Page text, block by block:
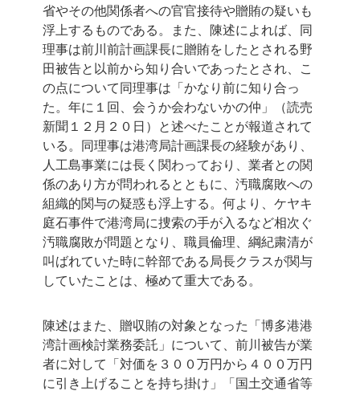
省やその他関係者への官官接待や贈賄の疑いも
浮上するものである。また、陳述によれば、同
理事は前川前計画課長に贈賄をしたとされる野
田被告と以前から知り合いであったとされ、こ
の点について同理事は「かなり前に知り合っ
た。年に１回、会うか会わないかの仲」（読売
新聞１２月２０日）と述べたことが報道されて
いる。同理事は港湾局計画課長の経験があり、
人工島事業には長く関わっており、業者との関
係のあり方が問われるとともに、汚職腐敗への
組織的関与の疑惑も浮上する。何より、ケヤキ
庭石事件で港湾局に捜索の手が入るなど相次ぐ
汚職腐敗が問題となり、職員倫理、綱紀粛清が
叫ばれていた時に幹部である局長クラスが関与
していたことは、極めて重大である。
陳述はまた、贈収賄の対象となった「博多港港
湾計画検討業務委託」について、前川被告が業
者に対して「対価を３００万円から４００万円
に引き上げることを持ち掛け」「国土交通省等